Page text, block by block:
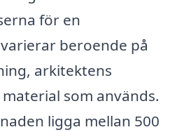
för en
beroende på
arkitektens
som används.
ligga mellan 500